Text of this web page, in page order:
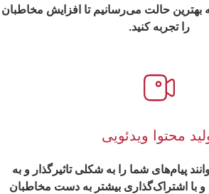
بهترین حالت می‌رسانیم تا افزایش مخاطبان
را تجربه کنید.
محتوا ویدئویی
پیام‌های شما را به شکلی تاثیرگذار و به
و با اشتراک‌گذاری بیشتر به دست مخاطبان